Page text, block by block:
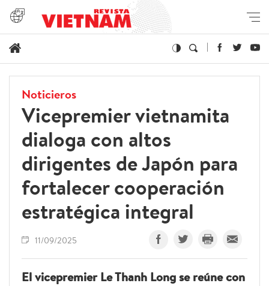
Noticieros
Vicepremier vietnamita
dialoga con altos
dirigentes de Japón para
fortalecer cooperación
estratégica integral
11/09/2025
El vicepremier Le Thanh Long se reúne con